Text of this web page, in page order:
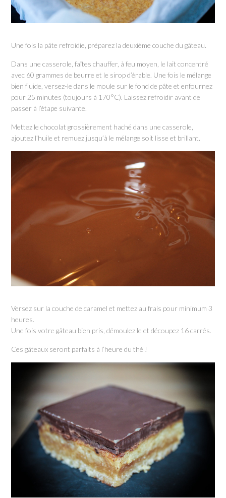
Une fois la pâte refroidie, préparez la deuxième couche du gâteau.
Dans une casserole, faîtes chauffer, à feu moyen, le lait concentré
avec 60 grammes de beurre et le sirop d’érable. Une fois le mélange
bien fluide, versez-le dans le moule sur le fond de pâte et enfournez
pour 25 minutes (toujours à 170°C). Laissez refroidir avant de
passer à l’étape suivante.
Mettez le chocolat grossièrement haché dans une casserole,
ajoutez l’huile et remuez jusqu’à le mélange soit lisse et brillant.
Versez sur la couche de caramel et mettez au frais pour minimum 3
heures.
Une fois votre gâteau bien pris, démoulez le et découpez 16 carrés.
Ces gâteaux seront parfaits à l’heure du thé !